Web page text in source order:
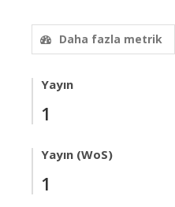
Daha fazla metrik
Yayın
1
Yayın (WoS)
1